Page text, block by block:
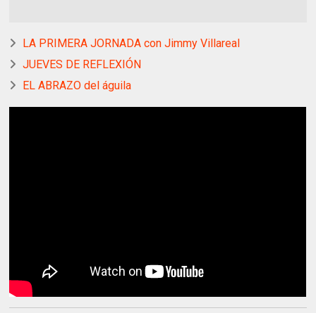
LA PRIMERA JORNADA con Jimmy Villareal
JUEVES DE REFLEXIÓN
EL ABRAZO del águila